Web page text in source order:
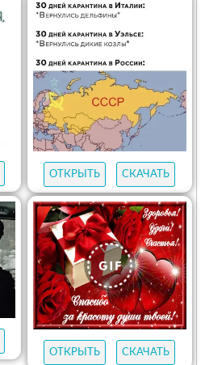
ОТКРЫТЬ СКАЧАТЬ
ОТКРЫТЬ
СКАЧАТЬ